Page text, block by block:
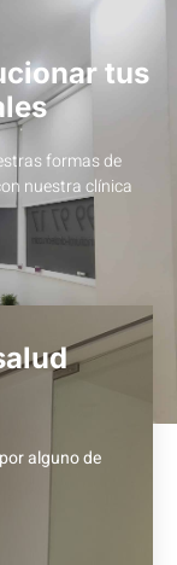
tus
formas de
nuestra clínica
alguno de